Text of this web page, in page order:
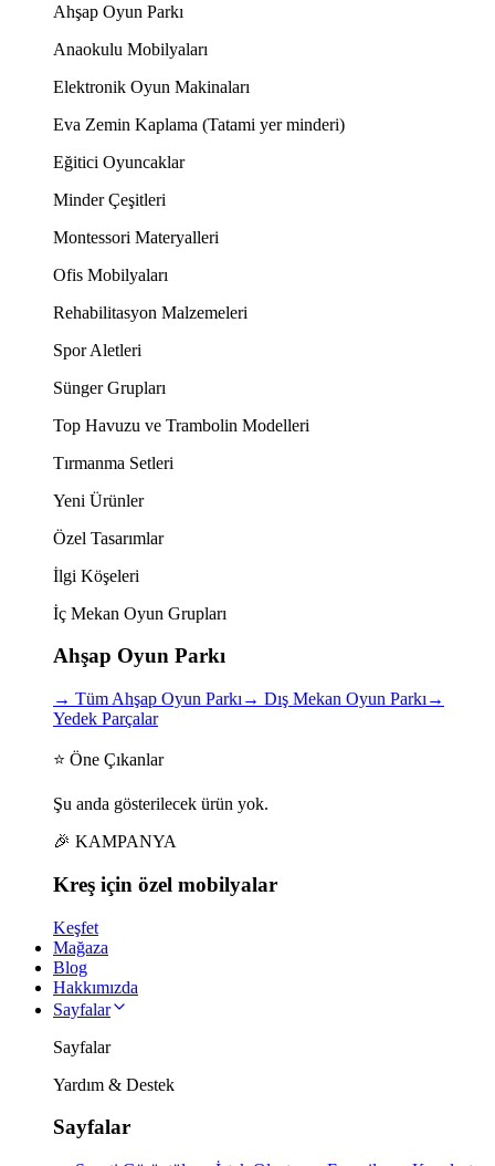
Ahşap Oyun Parkı
Anaokulu Mobilyaları
Elektronik Oyun Makinaları
Eva Zemin Kaplama (Tatami yer minderi)
Eğitici Oyuncaklar
Minder Çeşitleri
Montessori Materyalleri
Ofis Mobilyaları
Rehabilitasyon Malzemeleri
Spor Aletleri
Sünger Grupları
Top Havuzu ve Trambolin Modelleri
Tırmanma Setleri
Yeni Ürünler
Özel Tasarımlar
İlgi Köşeleri
İç Mekan Oyun Grupları
Ahşap Oyun Parkı
→ Tüm Ahşap Oyun Parkı → Dış Mekan Oyun Parkı →
Yedek Parçalar
⭐ Öne Çıkanlar
Şu anda gösterilecek ürün yok.
🎉 KAMPANYA
Kreş için özel mobilyalar
Keşfet
Mağaza
Blog
Hakkımızda
Sayfalar
Sayfalar
Yardım & Destek
Sayfalar